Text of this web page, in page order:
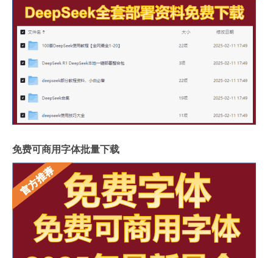
免费可商用字体批量下载